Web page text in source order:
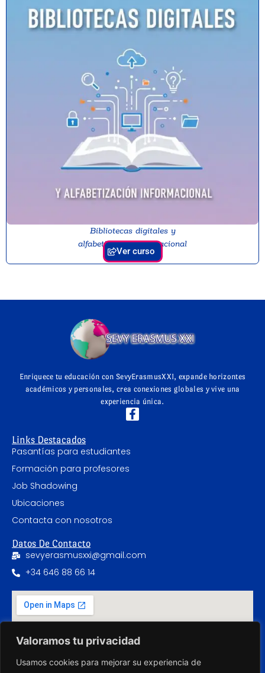
Valoramos tu privacidad
Usamos cookies para mejorar su experiencia de
Bibliotecas digitales y
alfabetización informacional
Ver curso
Enriquece tu educación con SevyErasmusXXI, expande horizontes
académicos y personales, crea conexiones globales y vive una
experiencia única.
Links Destacados
Pasantías para estudiantes
Formación para profesores
Job Shadowing
Ubicaciones
Contacta con nosotros
Datos De Contacto
sevyerasmusxxi@gmail.com
+34 646 88 66 14